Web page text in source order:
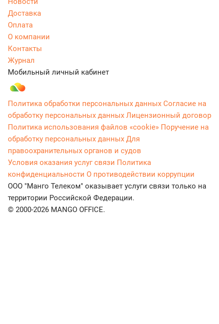
Доставка
Оплата
О компании
Контакты
Журнал
Мобильный личный кабинет
Политика обработки персональных данных Согласие на
обработку персональных данных Лицензионный договор
Политика использования файлов «cookie» Поручение на
обработку персональных данных Для
правоохранительных органов и судов
Условия оказания услуг связи Политика
конфиденциальности О противодействии коррупции
ООО "Манго Телеком" оказывает услуги связи только на
территории Российской Федерации.
© 2000-2026 MANGO OFFICE.